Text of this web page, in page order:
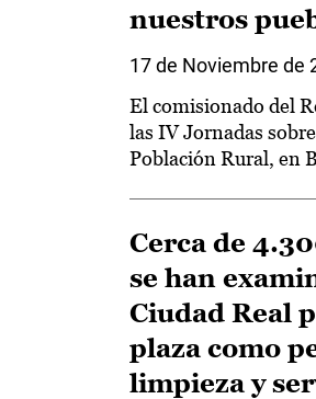
nuestros
17 de Noviembre de
El comisionado del
las IV Jornadas
Población Rural, en
Cerca de
se han
Ciudad Real
plaza como
limpieza y